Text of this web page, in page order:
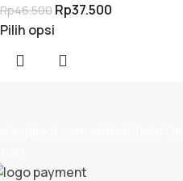
Rp46.500 Rp37.500
Pilih opsi